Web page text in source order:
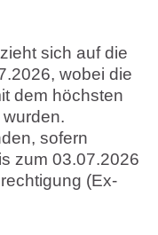
sich auf die
wobei die
dem höchsten
sofern
zum 03.07.2026
(Ex-